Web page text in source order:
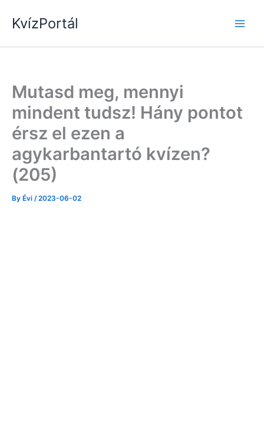
KvízPortál
Mutasd meg, mennyi
mindent tudsz! Hány pontot
érsz el ezen a
agykarbantartó kvízen?
(205)
By Évi /2023-06-02